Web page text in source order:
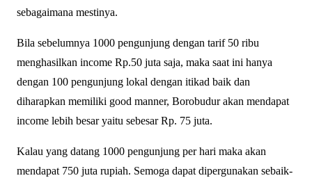
sebagaimana mestinya.
Bila sebelumnya 1000 pengunjung dengan tarif 50 ribu
menghasilkan income Rp.50 juta saja, maka saat ini hanya
dengan 100 pengunjung lokal dengan itikad baik dan
diharapkan memiliki good manner, Borobudur akan mendapat
income lebih besar yaitu sebesar Rp. 75 juta.
Kalau yang datang 1000 pengunjung per hari maka akan
mendapat 750 juta rupiah. Semoga dapat dipergunakan sebaik-